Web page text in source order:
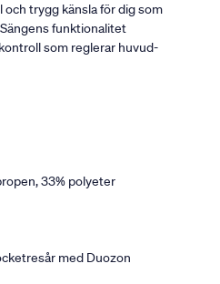
trygg känsla för dig som
funktionalitet
som reglerar huvud-
33% polyeter
med Duozon